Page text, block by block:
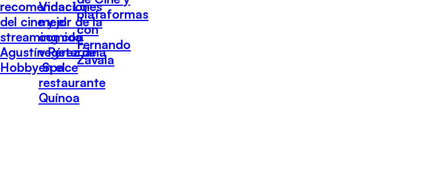
recomendaciones
del cine y el
streaming con
Agustín Pérez de
Hobby Space
Vida: Lo
mejor de la
comida
vegetariana
en el
restaurante
Quínoa
plataformas
con
Fernando
Zavala